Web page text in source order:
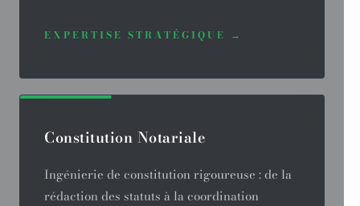
EXPERTISE STRATÉGIQUE →
Constitution Notariale
Ingénierie de constitution rigoureuse : de la
rédaction des statuts à la coordination